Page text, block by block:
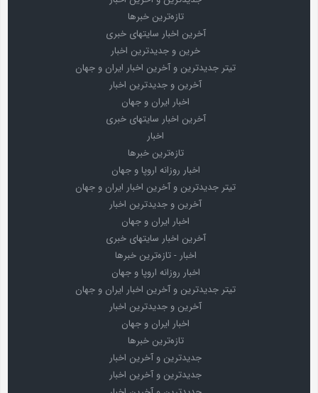
تازه‌ترین خبرها
آخرین اخبار سایتهای خبری
خرین و جدیدترین اخبار
تیتر جدیدترین و آخرین اخبار ایران و جهان
آخرین و جدیدترین اخبار
اخبار ایران و جهان
آخرین اخبار سایتهای خبری
اخبار
تازه‌ترین خبرها
اخبار روزانه اروپا و جهان
تیتر جدیدترین و آخرین اخبار ایران و جهان
آخرین و جدیدترین اخبار
اخبار ایران و جهان
آخرین اخبار سایتهای خبری
اخبار - تازه‌ترین خبرها
اخبار روزانه اروپا و جهان
تیتر جدیدترین و آخرین اخبار ایران و جهان
آخرین و جدیدترین اخبار
اخبار ایران و جهان
تازه‌ترین خبرها
جدیدترین و آخرین اخبار
جدیدترین و آخرین اخبار